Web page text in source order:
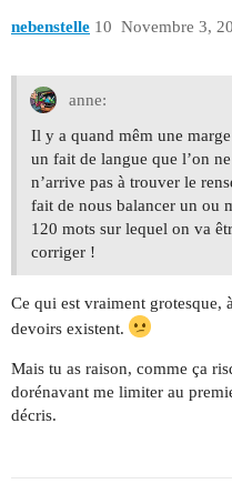
nebenstelle Novembre 3,
10
anne:
Il y a quand mêm une
un fait de langue que l’on
n’arrive pas à trouver le
fait de nous balancer un ou
120 mots sur lequel on va
corriger !
Ce qui est vraiment grotesque,
devoirs existent.
Mais tu as raison, comme ça
dorénavant me limiter au
décris.